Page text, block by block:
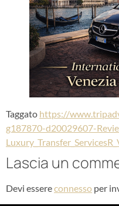
Taggato https://
g187870-d20029607-
Lascia un
Devi essereconnesso per